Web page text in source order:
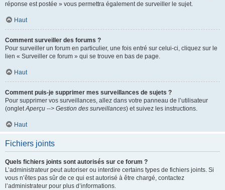
réponse est postée » vous permettra également de surveiller le sujet.
Haut
Comment surveiller des forums ?
Pour surveiller un forum en particulier, une fois entré sur celui-ci, cliquez sur le
lien « Surveiller ce forum » qui se trouve en bas de page.
Haut
Comment puis-je supprimer mes surveillances de sujets ?
Pour supprimer vos surveillances, allez dans votre panneau de l’utilisateur
(ongletAperçu --> Gestion des surveillances) et suivez les instructions.
Haut
Fichiers joints
Quels fichiers joints sont autorisés sur ce forum ?
L’administrateur peut autoriser ou interdire certains types de fichiers joints. Si
vous n’êtes pas sûr de ce qui est autorisé à être chargé, contactez
l’administrateur pour plus d’informations.